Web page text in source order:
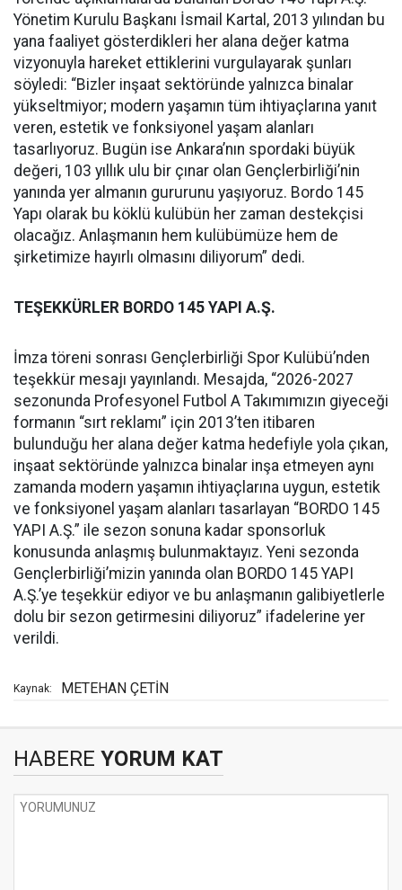
Yönetim Kurulu Başkanı İsmail Kartal, 2013 yılından bu
yana faaliyet gösterdikleri her alana değer katma
vizyonuyla hareket ettiklerini vurgulayarak şunları
söyledi: “Bizler inşaat sektöründe yalnızca binalar
yükseltmiyor; modern yaşamın tüm ihtiyaçlarına yanıt
veren, estetik ve fonksiyonel yaşam alanları
tasarlıyoruz. Bugün ise Ankara’nın spordaki büyük
değeri, 103 yıllık ulu bir çınar olan Gençlerbirliği’nin
yanında yer almanın gururunu yaşıyoruz. Bordo 145
Yapı olarak bu köklü kulübün her zaman destekçisi
olacağız. Anlaşmanın hem kulübümüze hem de
şirketimize hayırlı olmasını diliyorum” dedi.
TEŞEKKÜRLER BORDO 145 YAPI A.Ş.
İmza töreni sonrası Gençlerbirliği Spor Kulübü’nden
teşekkür mesajı yayınlandı. Mesajda, “2026-2027
sezonunda Profesyonel Futbol A Takımımızın giyeceği
formanın “sırt reklamı” için 2013’ten itibaren
bulunduğu her alana değer katma hedefiyle yola çıkan,
inşaat sektöründe yalnızca binalar inşa etmeyen aynı
zamanda modern yaşamın ihtiyaçlarına uygun, estetik
ve fonksiyonel yaşam alanları tasarlayan “BORDO 145
YAPI A.Ş.” ile sezon sonuna kadar sponsorluk
konusunda anlaşmış bulunmaktayız. Yeni sezonda
Gençlerbirliği’mizin yanında olan BORDO 145 YAPI
A.Ş.’ye teşekkür ediyor ve bu anlaşmanın galibiyetlerle
dolu bir sezon getirmesini diliyoruz” ifadelerine yer
verildi.
Kaynak: METEHAN ÇETİN
HABERE YORUM KAT